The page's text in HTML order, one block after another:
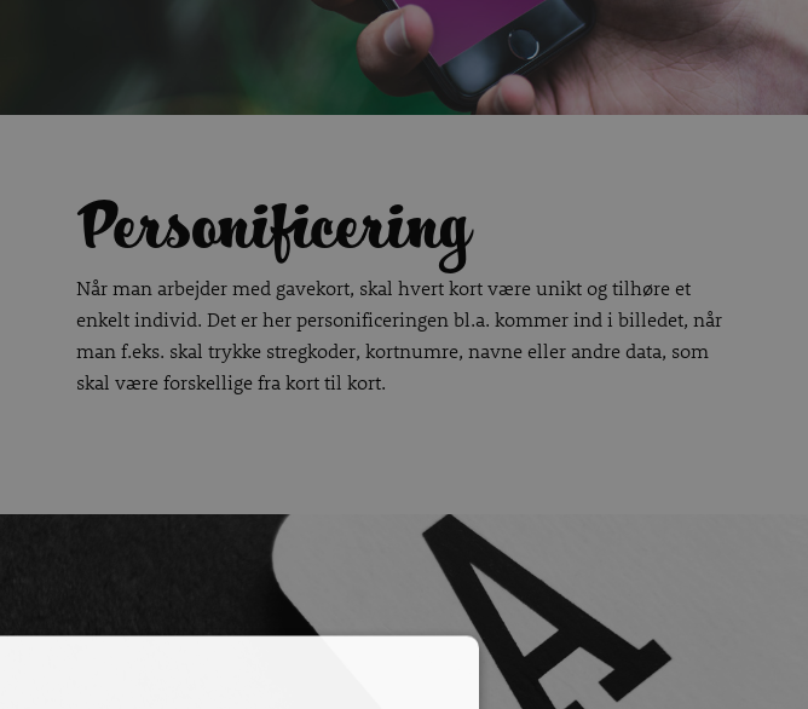
Personificering
Når man arbejder med gavekort, skal hvert kort være unikt og tilhøre et
enkelt individ. Det er her personificeringen bl.a. kommer ind i billedet, når
man f.eks. skal trykke stregkoder, kortnumre, navne eller andre data, som
skal være forskellige fra kort til kort.